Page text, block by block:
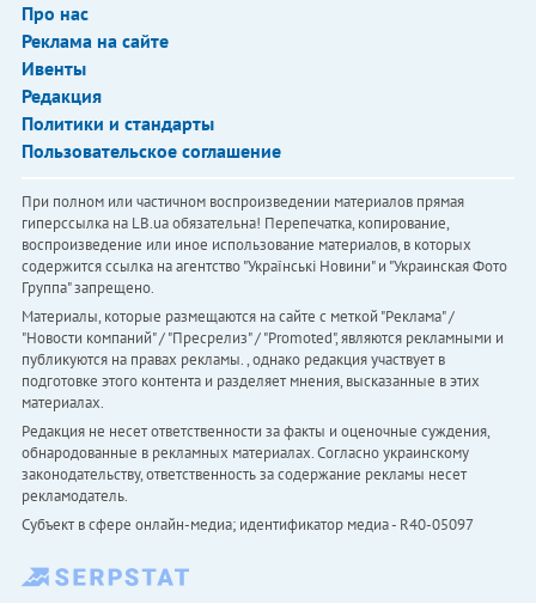
Про нас
Реклама на сайте
Ивенты
Редакция
Политики и стандарты
Пользовательское соглашение
При полном или частичном воспроизведении материалов прямая
гиперссылка на LB.ua обязательна! Перепечатка, копирование,
воспроизведение или иное использование материалов, в которых
содержится ссылка на агентство "Українськi Новини" и "Украинская Фото
Группа" запрещено.
Материалы, которые размещаются на сайте с меткой "Реклама" /
"Новости компаний" / "Пресрелиз" / "Promoted", являются рекламными и
публикуются на правах рекламы. , однако редакция участвует в
подготовке этого контента и разделяет мнения, высказанные в этих
материалах.
Редакция не несет ответственности за факты и оценочные суждения,
обнародованные в рекламных материалах. Согласно украинскому
законодательству, ответственность за содержание рекламы несет
рекламодатель.
Субъект в сфере онлайн-медиа; идентификатор медиа - R40-05097